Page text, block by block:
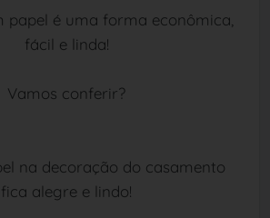
papel é uma forma econômica,
fácil e linda!
Vamos conferir?
na decoração do casamento
fica alegre e lindo!